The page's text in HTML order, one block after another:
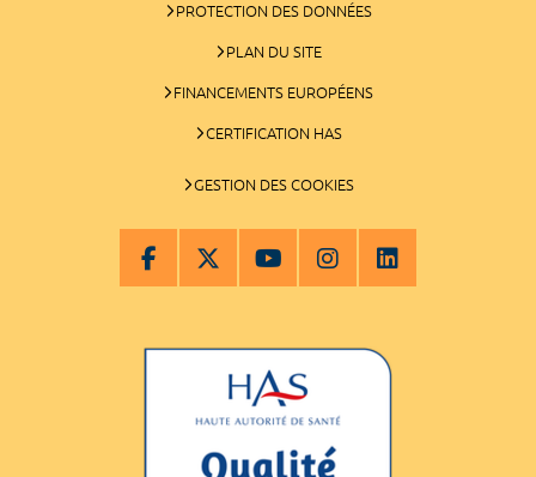
PROTECTION DES DONNÉES
PLAN DU SITE
FINANCEMENTS EUROPÉENS
CERTIFICATION HAS
GESTION DES COOKIES